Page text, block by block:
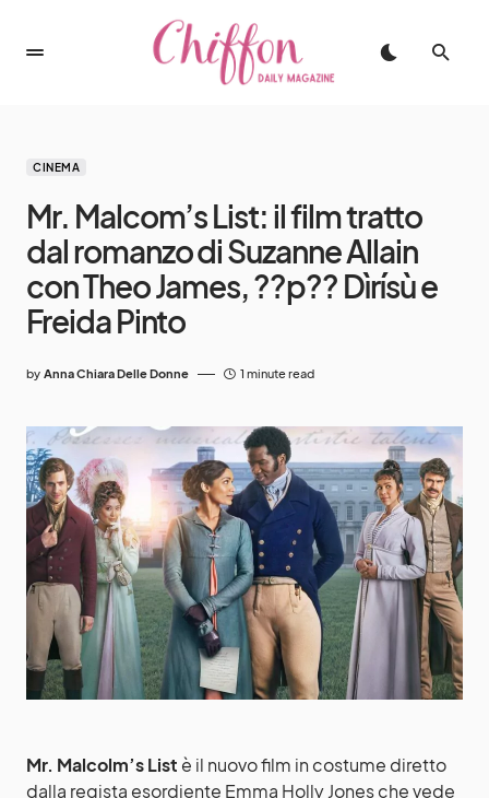
CINEMA
Mr. Malcom’s List: il film tratto
dal romanzo di Suzanne Allain
con Theo James, ??p?? Dìrísù e
Freida Pinto
by Anna Chiara Delle Donne 1 minute read
Mr. Malcolm’s List è il nuovo film in costume diretto
dalla regista esordiente Emma Holly Jones che vede